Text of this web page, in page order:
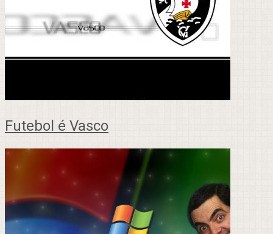
Futebol é Vasco